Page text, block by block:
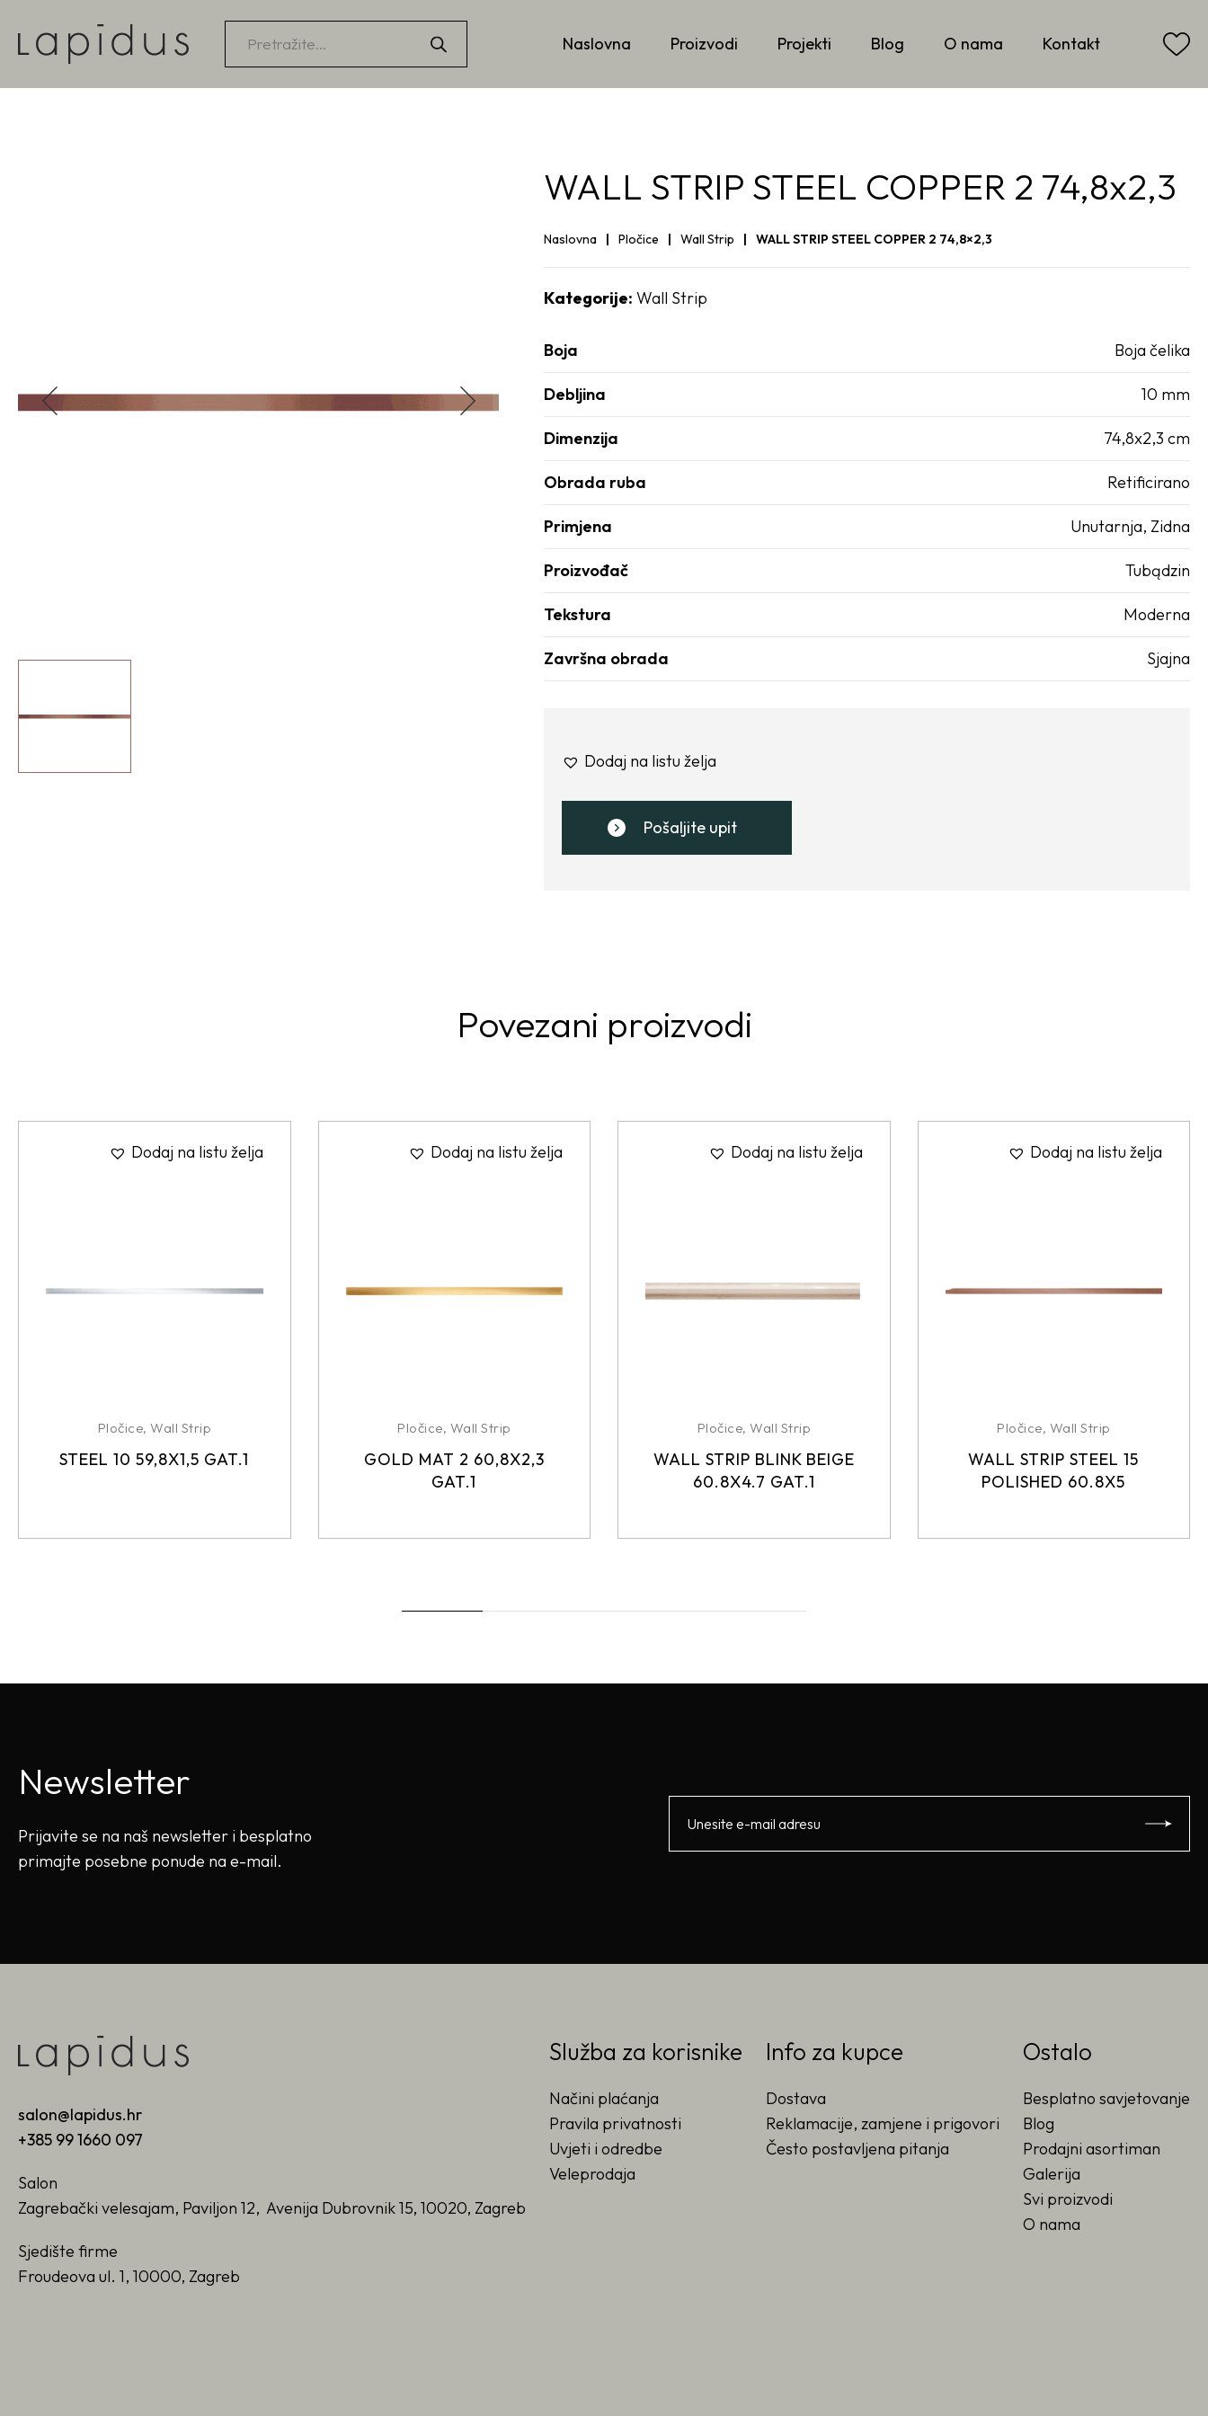
Products
search
Naslovna Proizvodi Projekti Blog O nama Kontakt
WALL STRIP STEEL COPPER 2 74,8x2,3
Naslovna Pločice Wall Strip WALL STRIP STEEL COPPER 2 74,8×2,3
Kategorije: Wall Strip
Boja Boja čelika
Debljina 10 mm
Dimenzija 74,8x2,3 cm
Obrada ruba Retificirano
Primjena Unutarnja, Zidna
Proizvođač Tubądzin
Tekstura Moderna
Završna obrada Sjajna
Dodaj na listu želja
Pošaljite upit
Povezani proizvodi
Dodaj na listu želja
Pločice, Wall Strip
STEEL 10 59,8X1,5 GAT.1
Dodaj na listu želja
Pločice, Wall Strip
GOLD MAT 2 60,8X2,3
GAT.1
Dodaj na listu želja
Pločice, Wall Strip
WALL STRIP BLINK BEIGE
60.8X4.7 GAT.1
Dodaj na listu želja
Pločice, Wall Strip
WALL STRIP STEEL 15
POLISHED 60.8X5
Newsletter
Prijavite se na naš newsletter i besplatno
primajte posebne ponude na e-mail.
salon@lapidus.hr
+385 99 1660 097
Salon
Zagrebački velesajam, Paviljon 12, Avenija Dubrovnik 15, 10020, Zagreb
Sjedište firme
Froudeova ul. 1, 10000, Zagreb
Služba za korisnike
Načini plaćanja
Pravila privatnosti
Uvjeti i odredbe
Veleprodaja
Info za kupce
Dostava
Reklamacije, zamjene i prigovori
Često postavljena pitanja
Ostalo
Besplatno savjetovanje
Blog
Prodajni asortiman
Galerija
Svi proizvodi
O nama